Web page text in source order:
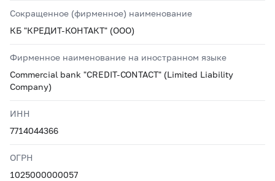
Сокращенное (фирменное) наименование
КБ "КРЕДИТ-КОНТАКТ" (ООО)
Фирменное наименование на иностранном языке
Commercial bank "CREDIT-CONTACT" (Limited Liability
Company)
ИНН
7714044366
ОГРН
1025000000057